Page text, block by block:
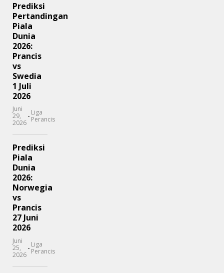
Prediksi
Pertandingan
Piala
Dunia
2026:
Prancis
vs
Swedia
1 Juli
2026
Juni
29,
2026
- Liga
Perancis
Prediksi
Piala
Dunia
2026:
Norwegia
vs
Prancis
27 Juni
2026
Juni
25,
2026
- Liga
Perancis